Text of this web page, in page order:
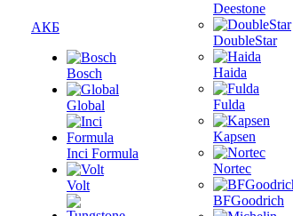
АКБ
Bosch
Global
Inci Formula
Volt
Deestone
DoubleStar
Haida
Fulda
Kapsen
Nortec
BFGoodrich